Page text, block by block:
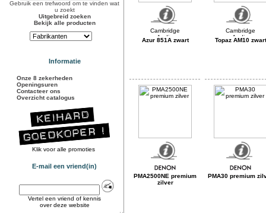
Gebruik een trefwoord om te vinden wat
u zoekt
Uitgebreid zoeken
Bekijk alle producten
Informatie
Onze 8 zekerheden
Openingsuren
Contacteer ons
Overzicht catalogus
Klik voor alle promoties
E-mail een vriend(in)
Vertel een vriend of kennis
over deze website
Azur 851A zwart Topaz AM10 zwart
PMA2500NE premium
zilver
PMA30 premium